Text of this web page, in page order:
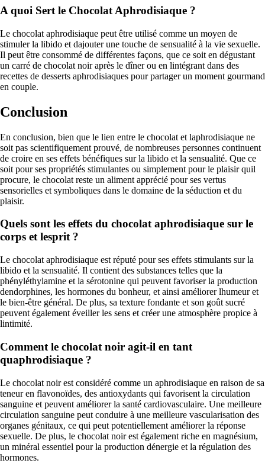
A quoi Sert le Chocolat Aphrodisiaque ?
Le chocolat aphrodisiaque peut être utilisé comme un moyen de
stimuler la libido et dajouter une touche de sensualité à la vie sexuelle.
Il peut être consommé de différentes façons, que ce soit en dégustant
un carré de chocolat noir après le dîner ou en lintégrant dans des
recettes de desserts aphrodisiaques pour partager un moment gourmand
en couple.
Conclusion
En conclusion, bien que le lien entre le chocolat et laphrodisiaque ne
soit pas scientifiquement prouvé, de nombreuses personnes continuent
de croire en ses effets bénéfiques sur la libido et la sensualité. Que ce
soit pour ses propriétés stimulantes ou simplement pour le plaisir quil
procure, le chocolat reste un aliment apprécié pour ses vertus
sensorielles et symboliques dans le domaine de la séduction et du
plaisir.
Quels sont les effets du chocolat aphrodisiaque sur le
corps et lesprit ?
Le chocolat aphrodisiaque est réputé pour ses effets stimulants sur la
libido et la sensualité. Il contient des substances telles que la
phényléthylamine et la sérotonine qui peuvent favoriser la production
dendorphines, les hormones du bonheur, et ainsi améliorer lhumeur et
le bien-être général. De plus, sa texture fondante et son goût sucré
peuvent également éveiller les sens et créer une atmosphère propice à
lintimité.
Comment le chocolat noir agit-il en tant
quaphrodisiaque ?
Le chocolat noir est considéré comme un aphrodisiaque en raison de sa
teneur en flavonoïdes, des antioxydants qui favorisent la circulation
sanguine et peuvent améliorer la santé cardiovasculaire. Une meilleure
circulation sanguine peut conduire à une meilleure vascularisation des
organes génitaux, ce qui peut potentiellement améliorer la réponse
sexuelle. De plus, le chocolat noir est également riche en magnésium,
un minéral essentiel pour la production dénergie et la régulation des
hormones.